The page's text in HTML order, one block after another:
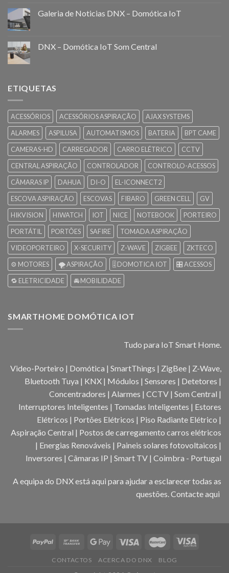
Galeria de Noticias DNX – Domótica IoT
DNX – Domótica IoT Som Central
ETIQUETAS
ACESSÓRIOS ACESSÓRIOS ASPIRAÇÃO
AJAX SYSTEMS
ALARMES
ASPILUSA AUTOMATISMOS BATERIA
BPT CAME
CAMERAS-HD
CARREGADOR CARRO ELÉTRICO
CCTV
CENTRAL ASPIRAÇÃO
CONTROLADOR
CONTROLO-ACESSOS
CÂMARAS IP
DAHUA DI-O
EL-ICONNECT2
ESCOVA ASPIRAÇÃO
ESCOVAS FIBARO GREEN CELL
GV
HIKVISION
HIWATCH IOT NICE NOTEBOOK
PORTEIRO
PORTÁTIL
PORTÕES SAFIRE
TOMADA ASPIRAÇÃO
VIDEOPORTEIRO
X-SECURITY Z-WAVE ZIGBEE
ZKTECO
⚙️ MOTORES
🌪️ ASPIRAÇÃO 🎚️ DOMOTICA IOT
🎛️ ACESSOS
🔁 ELETRICIDADE
🚘 MOBILIDADE
SMARTHOME DOMÓTICA IOT
Tudo para IoT Smart Home.
Video-Porteiro | Domótica | SmartThings | ZigBee | Z-Wave,
Bluetooth Tuya | KNX | Módulos | Sensores | Detetores |
Concentradores | Alarmes | CCTV | Som Central |
Interruptores Inteligentes | Tomadas Inteligentes | Estores
Elétricos | Portões Elétricos | Piso Radiante Elétrico |
Aspiração Central | Postos de carregamento carros elétricos
| Energias Renováveis | Paineis solares fotovoltaicos |
Inversores | Câmaras IP | Smart TV | Coimbra - Portugal
A equipa do DNX está aqui para ajudar a esclarecer todas as
questões.Contacte aqui
CONTACTOS ACERCA DO DNX BLOG